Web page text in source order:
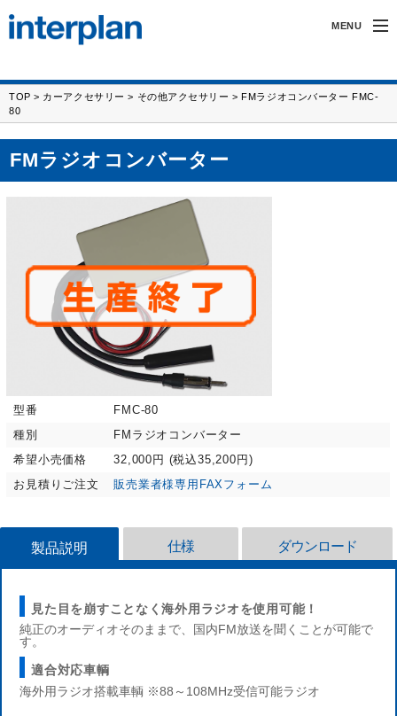
MENU
インタープランについて
無線製品・受託開発
カーアクセサリー
FAX/フォーム
TOP > カーアクセサリー > その他アクセサリー> FMラジオコンバーター FMC-
80
FMラジオコンバーター
型番
FMC-80
種別
FMラジオコンバーター
希望小売価格
32,000円 (税込35,200円)
お見積りご注文
販売業者様専用FAXフォーム
製品説明 仕様 ダウンロード
見た目を崩すことなく海外用ラジオを使用可能！
純正のオーディオそのままで、国内FM放送を聞くことが可能で
す。
適合対応車輌
海外用ラジオ搭載車輌 ※88～108MHz受信可能ラジオ